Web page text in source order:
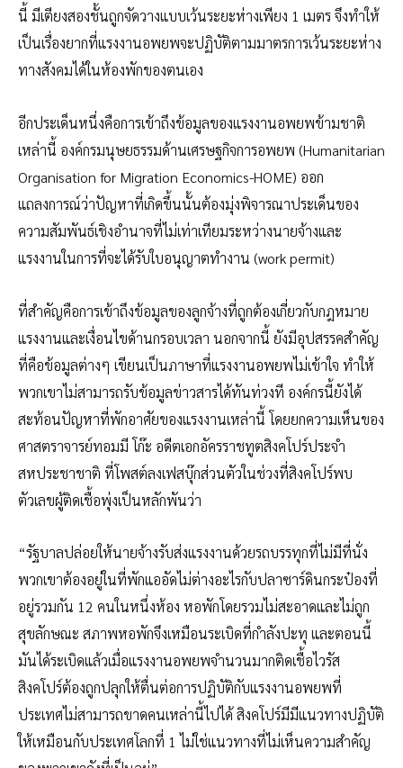
นี้ มีเตียงสองชั้นถูกจัดวางแบบเว้นระยะห่างเพียง 1 เมตร จึงทำให้
เป็นเรื่องยากที่แรงงานอพยพจะปฏิบัติตามมาตรการเว้นระยะห่าง
ทางสังคมได้ในห้องพักของตนเอง
อีกประเด็นหนึ่งคือการเข้าถึงข้อมูลของแรงงานอพยพข้ามชาติ
เหล่านี้ องค์กรมนุษยธรรมด้านเศรษฐกิจการอพยพ (Humanitarian
Organisation for Migration Economics-HOME) ออก
แถลงการณ์ว่าปัญหาที่เกิดขึ้นนั้นต้องมุ่งพิจารณาประเด็นของ
ความสัมพันธ์เชิงอำนาจที่ไม่เท่าเทียมระหว่างนายจ้างและ
แรงงานในการที่จะได้รับใบอนุญาตทำงาน (work permit)
ที่สำคัญคือการเข้าถึงข้อมูลของลูกจ้างที่ถูกต้องเกี่ยวกับกฎหมาย
แรงงานและเงื่อนไขด้านกรอบเวลา นอกจากนี้ ยังมีอุปสรรคสำคัญ
ที่คือข้อมูลต่างๆ เขียนเป็นภาษาที่แรงงานอพยพไม่เข้าใจ ทำให้
พวกเขาไม่สามารถรับข้อมูลข่าวสารได้ทันท่วงที องค์กรนี้ยังได้
สะท้อนปัญหาที่พักอาศัยของแรงงานเหล่านี้ โดยยกความเห็นของ
ศาสตราจารย์ทอมมี โก๊ะ อดีตเอกอัครราชทูตสิงคโปร์ประจำ
สหประชาชาติ ที่โพสต์ลงเฟสบุ๊กส่วนตัวในช่วงที่สิงคโปร์พบ
ตัวเลขผู้ติดเชื้อพุ่งเป็นหลักพันว่า
“รัฐบาลปล่อยให้นายจ้างรับส่งแรงงานด้วยรถบรรทุกที่ไม่มีที่นั่ง
พวกเขาต้องอยู่ในที่พักแออัดไม่ต่างอะไรกับปลาซาร์ดินกระป๋องที่
อยู่รวมกัน 12 คนในหนึ่งห้อง หอพักโดยรวมไม่สะอาดและไม่ถูก
สุขลักษณะ สภาพหอพักจึงเหมือนระเบิดที่กำลังปะทุ และตอนนี้
มันได้ระเบิดแล้วเมื่อแรงงานอพยพจำนวนมากติดเชื้อไวรัส
สิงคโปร์ต้องถูกปลุกให้ตื่นต่อการปฏิบัติกับแรงงานอพยพที่
ประเทศไม่สามารถขาดคนเหล่านี้ไปได้ สิงคโปร์มีมีแนวทางปฏิบัติ
ให้เหมือนกับประเทศโลกที่ 1 ไม่ใช่แนวทางที่ไม่เห็นความสำคัญ